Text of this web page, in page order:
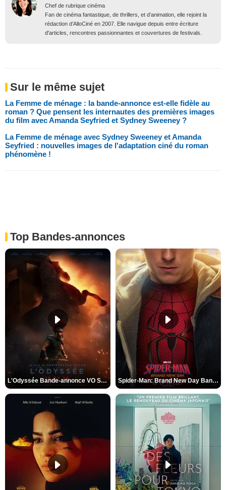
Chef de rubrique cinéma
Fan de cinéma fantastique, de thrillers, et d’animation, elle rejoint la
rédaction d’AlloCiné en 2007. Elle navigue depuis entre écriture
d'articles, rencontres passionnantes et couvertures de festivals.
Sur le même sujet
La Femme de ménage : la bande-annonce est-elle fidèle au
roman ? Que pensent les internautes des premières images
du film avec Amanda Seyfried et Sydney Sweeney ?
La Femme de ménage avec Sydney Sweeney et Amanda
Seyfried : nouvelles images de l'adaptation ciné du roman
phénomène !
Top Bandes-annonces
L'Odyssée Bande-annonce VO STFR Spider-Man: Brand New Day Bande-annonce VO STFR